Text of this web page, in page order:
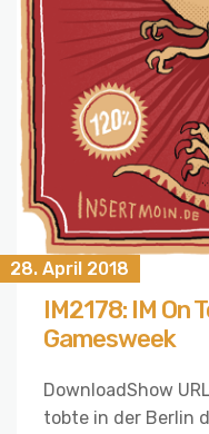
28. April 2018
IM2178: IM On
Gamesweek
DownloadShow
tobte in der Berlin